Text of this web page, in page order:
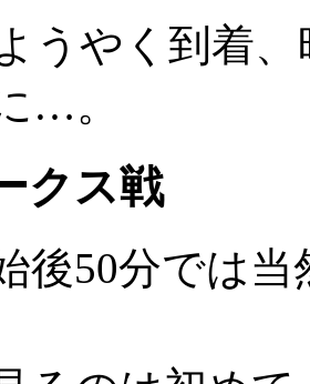
うやく到着
…。
クス戦
後50分では